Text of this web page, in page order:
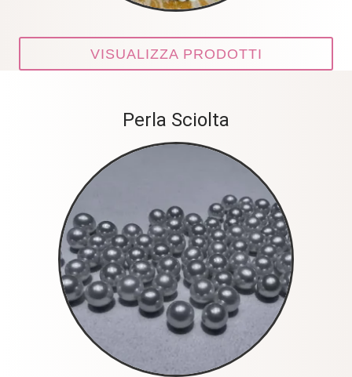
VISUALIZZA PRODOTTI
Perla Sciolta